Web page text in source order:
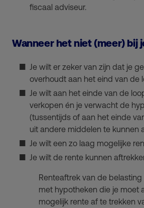
fiscaal adviseur.
Wanneer het niet (meer) bij
Je wilt er zeker van zijn dat je
overhoudt aan het eind van de
Je wilt aan het einde van de
verkopen én je verwacht de
(tussentijds of aan het einde
uit andere middelen te kunnen
Je wilt een zo laag mogelijke
Je wilt de rente kunnen
Renteaftrek van de belasting
met hypotheken die je moet
mogelijk rente af te trekken